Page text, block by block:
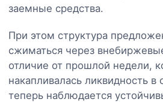
заемные средства.
При этом структура
сжиматься через
отличие от прошлой недели,
накапливалась ликвидность в
теперь наблюдается